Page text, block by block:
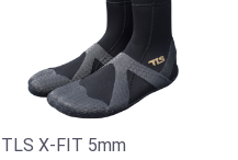
TLS X-FIT 5mm